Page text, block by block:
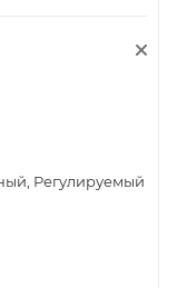
Регулируемый